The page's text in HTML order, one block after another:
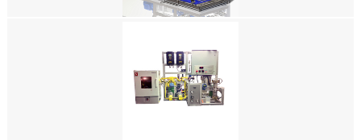
GRACE M9250 FRICTION FLOW TESTER 摩擦流试验机